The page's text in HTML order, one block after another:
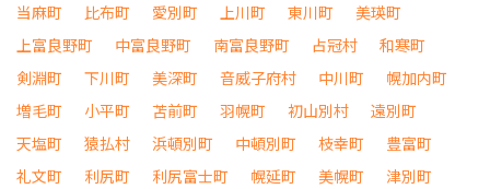
当麻町
比布町 愛別町 上川町 東川町
美瑛町
上富良野町
中富良野町 南富良野町 占冠村
和寒町
剣淵町
下川町 美深町 音威子府村 中川町
幌加内町
増毛町
小平町 苫前町 羽幌町 初山別村
遠別町
天塩町
猿払村 浜頓別町 中頓別町 枝幸町
豊富町
礼文町
利尻町 利尻富士町 幌延町 美幌町
津別町